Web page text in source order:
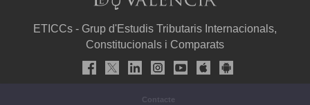
ETICCs - Grup d'Estudis Tributaris Internacionals,
Constitucionals i Comparats
Contacte